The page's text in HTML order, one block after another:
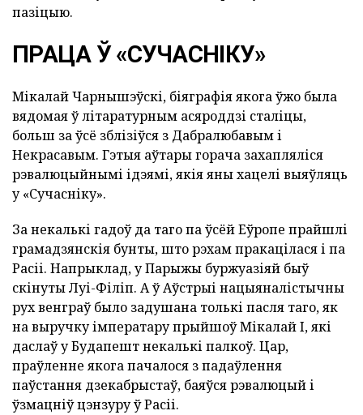
пазіцыю.
ПРАЦА Ў «СУЧАСНІКУ»
Мікалай Чарнышэўскі, біяграфія якога ўжо была
вядомая ў літаратурным асяроддзі сталіцы,
больш за ўсё зблізіўся з Дабралюбавым і
Некрасавым. Гэтыя аўтары горача захапляліся
рэвалюцыйнымі ідэямі, якія яны хацелі выяўляць
у «Сучасніку».
За некалькі гадоў да таго па ўсёй Еўропе прайшлі
грамадзянскія бунты, што рэхам пракацілася і па
Расіі. Напрыклад, у Парыжы буржуазіяй быў
скінуты Луі-Філіп. А ў Аўстрыі нацыяналістычны
рух венграў было задушана толькі пасля таго, як
на выручку імператару прыйшоў Мікалай I, які
даслаў у Будапешт некалькі палкоў. Цар,
праўленне якога пачалося з падаўлення
паўстання дзекабрыстаў, баяўся рэвалюцый і
ўзмацніў цэнзуру ў Расіі.